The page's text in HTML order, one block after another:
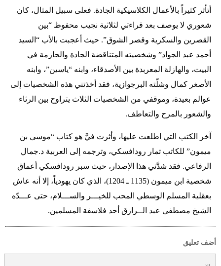
أتأثر كثيراً بالأعمال الكلاسيكية الجادة. فعلى سبيل المثال، كان
شعوري لا يوصف بعد قراءتي لثلاثية نجيب محفوظ “بين
القصرين والسكرية وقصر الشوق”. حيث أعجبت بالأب “السيد
أحمد عبد الجواد” وشخصيته المتناقضة الجادة والحازمة في
البيت، والهازلة المعربدة بين الأصدقاء، وابنه “ياسين”، وابنه
الأصغر كمال وشلّته البرجوازية، فقد أخذتني هذه الشخصيات إلى
عوالم بعيدة، وموقفي من الشخصيات الثلاث يتراوح بين الرثاء
والشعور بالمرح والتعاطف.
آخر الكتب التي اطلعت عليها، وأثرت فيَّ هو كتاب “موسى بن
ميمون” للكاتب تمار رودافسكي، وترجمه إلى العربية د.جمال
الرفاعي. فقد شدَّني هذا الإصدار، حيث سبر رودافسكي أعماق
شخصية ابن ميمون (1135 ـ 1204)، الذي كان يهودياً، إلا أنه عاش
بعقلية المسلم الوسطي المحب للخيـــر والســـلام، حتى عـــدّه
الشيخ مصطفى عبد الــرازق أحد فلاسفة المسلمين.
أضف تعليق